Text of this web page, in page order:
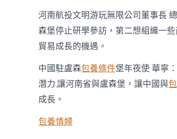
河南航投文明游玩無限公司董事長
森堡停止研學參訪，第二想組織一
貿易成長的機遇。
中國駐盧森包養條件堡年夜使 華寧
潛力,讓河南省與盧森堡，讓中國與
成長。
包養情婦